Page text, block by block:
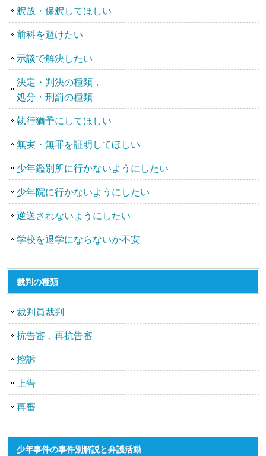
釈放・保釈してほしい
前科を避けたい
示談で解決したい
決定・判決の種類，
処分・刑罰の種類
執行猶予にしてほしい
無実・無罪を証明してほしい
少年鑑別所に行かないようにしたい
少年院に行かないようにしたい
逆送されないようにしたい
学校を退学にならないか不安
裁判の種類
裁判員裁判
抗告審，再抗告審
控訴
上告
再審
少年事件の事件別解説と弁護活動